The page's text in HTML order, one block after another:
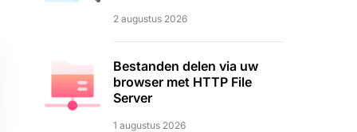
2 augustus 2026
Bestanden delen via uw
browser met HTTP File
Server
1 augustus 2026